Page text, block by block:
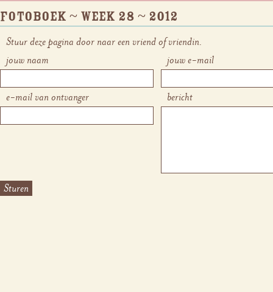
Fotoboek ~ week 28 ~ 2012
Stuur deze pagina door naar een vriend of vriendin.
jouw naam
jouw e-mail
e-mail van ontvanger bericht
Sturen